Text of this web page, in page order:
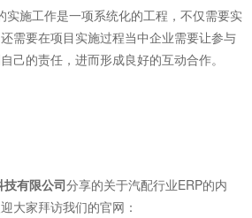
施工作是一项系统化的工程，不仅需要实
需要在项目实施过程当中企业需要让参与
己的责任，进而形成良好的互动合作。
技有限公司分享的关于汽配行业ERP的内
大家拜访我们的官网：